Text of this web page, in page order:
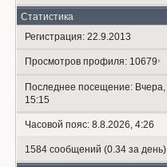
Статистика
Регистрация: 22.9.2013
Просмотров профиля: 10679*
Последнее посещение: Вчера,
15:15
Часовой пояс: 8.8.2026, 4:26
1584 сообщений (0.34 за день)